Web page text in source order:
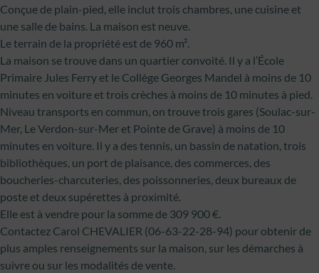
Conçue de plain-pied, elle inclut trois chambres, une cuisine et
une salle de bains. La maison est neuve.
Le terrain de la propriété est de 960 m².
La maison se trouve dans un quartier convoité. Il y a l’École
Primaire Jules Ferry et le Collège Georges Mandel à moins de 10
minutes en voiture et trois crèches à moins de 10 minutes à pied.
Niveau transports en commun, on trouve trois gares (Soulac-sur-
Mer, Le Verdon-sur-Mer et Pointe de Grave) à moins de 10
minutes en voiture. Il y a des tennis, un bassin de natation, trois
bibliothèques, un port de plaisance, des commerces, des
boucheries-charcuteries, des poissonneries, deux bureaux de
poste et deux supérettes à proximité.
Elle est à vendre pour la somme de 309 900 €.
Contactez Carol CHEVALIER (06-63-22-28-94) pour obtenir de
plus amples renseignements sur la maison, sur les démarches à
suivre ou sur les modalités de vente.